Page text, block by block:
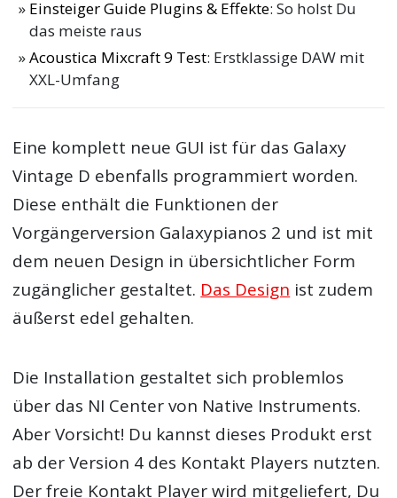
Einsteiger Guide Plugins & Effekte: So holst Du
das meiste raus
Acoustica Mixcraft 9 Test: Erstklassige DAW mit
XXL-Umfang
Eine komplett neue GUI ist für das Galaxy
Vintage D ebenfalls programmiert worden.
Diese enthält die Funktionen der
Vorgängerversion Galaxypianos 2 und ist mit
dem neuen Design in übersichtlicher Form
zugänglicher gestaltet. Das Design ist zudem
äußerst edel gehalten.
Die Installation gestaltet sich problemlos
über das NI Center von Native Instruments.
Aber Vorsicht! Du kannst dieses Produkt erst
ab der Version 4 des Kontakt Players nutzten.
Der freie Kontakt Player wird mitgeliefert, Du